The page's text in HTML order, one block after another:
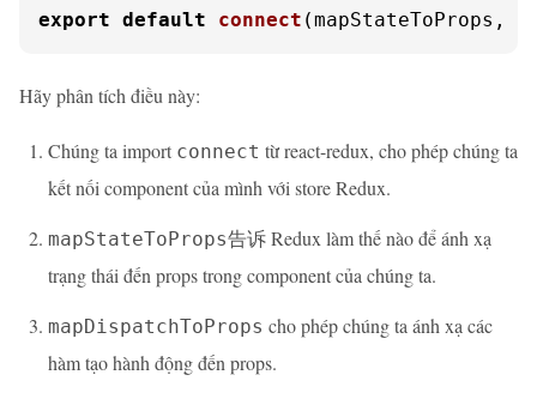
export default connect (mapStateToProps,
Hãy phân tích điều này:
Chúng ta import connect từ react-redux, cho phép chúng ta
kết nối component của mình với store Redux.
mapStateToProps告诉 Redux làm thế nào để ánh xạ
trạng thái đến props trong component của chúng ta.
mapDispatchToProps cho phép chúng ta ánh xạ các
hàm tạo hành động đến props.